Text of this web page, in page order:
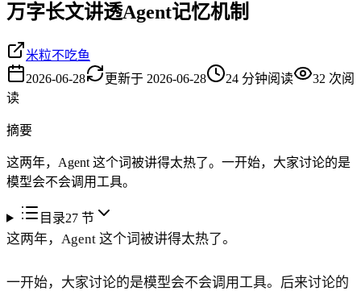
万字长文讲透Agent记忆机制
米粒不吃鱼
2026-06-28
更新于 2026-06-28 24 分钟阅读 32 次阅
读
摘要
这两年，Agent 这个词被讲得太热了。一开始，大家讨论的是
模型会不会调用工具。
目录27节
这两年，Agent 这个词被讲得太热了。
一开始，大家讨论的是模型会不会调用工具。后来讨论的